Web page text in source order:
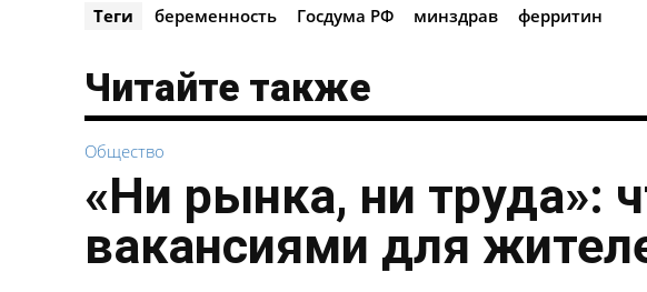
Теги беременность Госдума РФ минздрав ферритин
Читайте также
Общество
«Ни рынка, ни труда»:
вакансиями для